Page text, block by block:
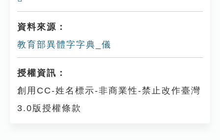
資料來源：
教育部異體字字典_儀
授權資訊：
創用CC-姓名標示-非商業性-禁止改作臺灣
3.0版授權條款